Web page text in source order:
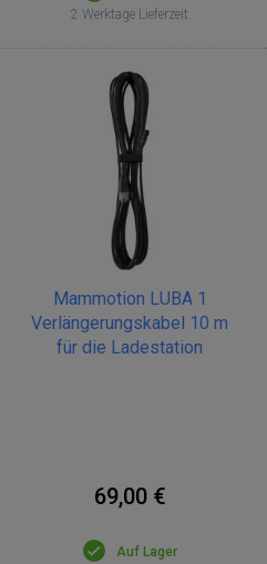
2 Werktage Lieferzeit
Mammotion LUBA 1
Verlängerungskabel 10 m
für die Ladestation
69,00 €
Auf Lager